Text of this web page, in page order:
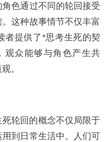
色通过不同的轮回接受
这种故事情节不仅丰富
者提供了*思考生死的契
观众能够与角色产生共
。
轮回的概念不仅局限于
到日常生活中。人们可